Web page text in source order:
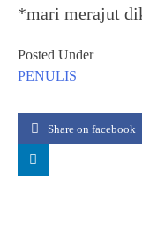
*mari merajut
Posted Under
PENULIS
Share on facebook